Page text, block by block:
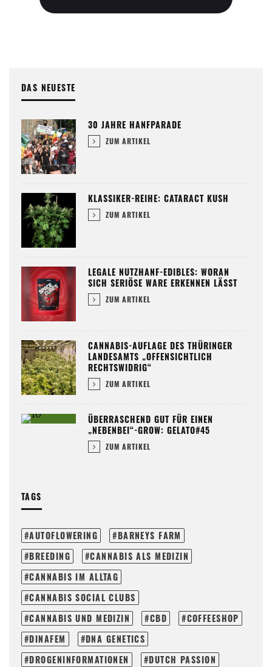
DAS NEUESTE
30 JAHRE HANFPARADE
ZUM ARTIKEL
KLASSIKER-REIHE: CATARACT KUSH
ZUM ARTIKEL
LEGALE NUTZHANF-EDIBLES: WORAN
SICH SERIÖSE WARE ERKENNEN LÄSST
ZUM ARTIKEL
CANNABIS-AUFLAGE DES THÜRINGER
LANDESAMTS „OFFENSICHTLICH
RECHTSWIDRIG“
ZUM ARTIKEL
ÜBERRASCHEND GUT FÜR EINEN
„NEBENBEI“-GROW: GELATO#45
ZUM ARTIKEL
TAGS
AUTOFLOWERING
BARNEYS FARM
BREEDING
CANNABIS ALS MEDIZIN
CANNABIS IM ALLTAG
CANNABIS SOCIAL CLUBS
CANNABIS UND MEDIZIN
CBD
COFFEESHOP
DINAFEM
DNA GENETICS
DROGENINFORMATIONEN
DUTCH PASSION